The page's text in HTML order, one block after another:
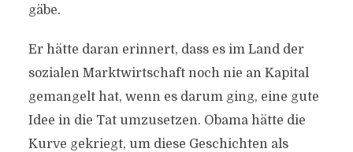
gäbe.
Er hätte daran erinnert, dass es im Land der
sozialen Marktwirtschaft noch nie an Kapital
gemangelt hat, wenn es darum ging, eine gute
Idee in die Tat umzusetzen. Obama hätte die
Kurve gekriegt, um diese Geschichten als